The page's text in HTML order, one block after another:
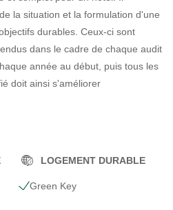
la situation et la formulation d'une
durables. Ceux-ci sont
dans le cadre de chaque audit
année au début, puis tous les
doit ainsi s'améliorer
LOGEMENT DURABLE
Green Key